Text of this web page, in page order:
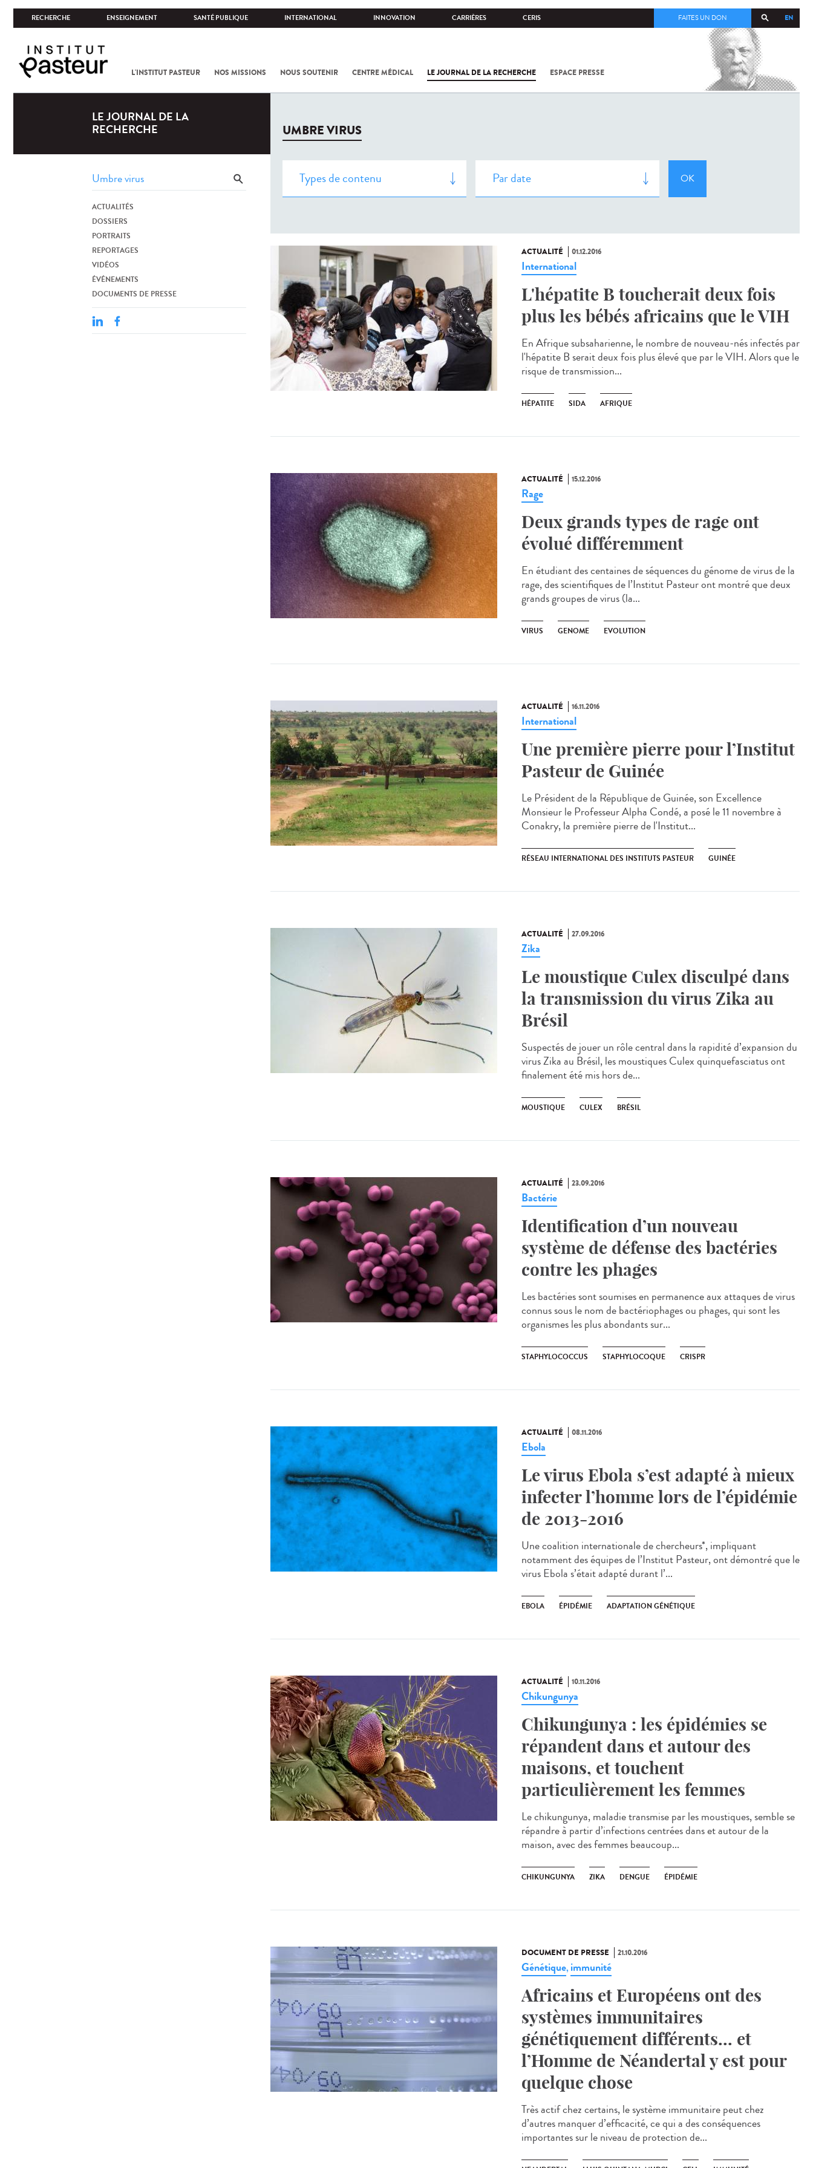
RECHERCHE ENSEIGNEMENT SANTÉ PUBLIQUE INTERNATIONAL INNOVATION CARRIÈRES CERIS EN
FAITES UN DON
L'INSTITUT PASTEUR NOS MISSIONS NOUS SOUTENIR CENTRE MÉDICAL LE JOURNAL DE LA RECHERCHE ESPACE PRESSE
COV-2 /
LE JOURNAL DE LA
RECHERCHE
ACTUALITÉS
DOSSIERS
PORTRAITS
REPORTAGES
VIDÉOS
ÉVÉNEMENTS
DOCUMENTS DE PRESSE
UMBRE VIRUS
ACTUALITÉ 01.12.2016
International
L'hépatite B toucherait deux fois
plus les bébés africains que le VIH
En Afrique subsaharienne, le nombre de nouveau-nés infectés par
l'hépatite B serait deux fois plus élevé que par le VIH. Alors que le
risque de transmission...
HÉPATITE SIDA AFRIQUE
ACTUALITÉ 15.12.2016
Rage
Deux grands types de rage ont
évolué différemment
En étudiant des centaines de séquences du génome de virus de la
rage, des scientifiques de l’Institut Pasteur ont montré que deux
grands groupes de virus (la...
VIRUS GENOME EVOLUTION
ACTUALITÉ 16.11.2016
International
Une première pierre pour l’Institut
Pasteur de Guinée
Le Président de la République de Guinée, son Excellence
Monsieur le Professeur Alpha Condé, a posé le 11 novembre à
Conakry, la première pierre de l'Institut...
RÉSEAU INTERNATIONAL DES INSTITUTS PASTEUR GUINÉE
ACTUALITÉ 27.09.2016
Zika
Le moustique Culex disculpé dans
la transmission du virus Zika au
Brésil
Suspectés de jouer un rôle central dans la rapidité d’expansion du
virus Zika au Brésil, les moustiques Culex quinquefasciatus ont
finalement été mis hors de...
MOUSTIQUE CULEX BRÉSIL
ACTUALITÉ 23.09.2016
Bactérie
Identification d’un nouveau
système de défense des bactéries
contre les phages
Les bactéries sont soumises en permanence aux attaques de virus
connus sous le nom de bactériophages ou phages, qui sont les
organismes les plus abondants sur...
STAPHYLOCOCCUS STAPHYLOCOQUE CRISPR
ACTUALITÉ 08.11.2016
Ebola
Le virus Ebola s’est adapté à mieux
infecter l’homme lors de l’épidémie
de 2013-2016
Une coalition internationale de chercheurs*, impliquant
notamment des équipes de l’Institut Pasteur, ont démontré que le
virus Ebola s’était adapté durant l’...
EBOLA ÉPIDÉMIE ADAPTATION GÉNÉTIQUE
ACTUALITÉ 10.11.2016
Chikungunya
Chikungunya : les épidémies se
répandent dans et autour des
maisons, et touchent
particulièrement les femmes
Le chikungunya, maladie transmise par les moustiques, semble se
répandre à partir d’infections centrées dans et autour de la
maison, avec des femmes beaucoup...
CHIKUNGUNYA ZIKA DENGUE ÉPIDÉMIE
DOCUMENT DE PRESSE 21.10.2016
Génétique, immunité
Africains et Européens ont des
systèmes immunitaires
génétiquement différents... et
l’Homme de Néandertal y est pour
quelque chose
Très actif chez certains, le système immunitaire peut chez
d’autres manquer d’efficacité, ce qui a des conséquences
importantes sur le niveau de protection de...